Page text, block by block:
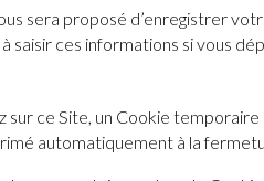
sera proposé d’enregistrer
ces informations si vous
sur ce Site, un Cookie
automatiquement à la